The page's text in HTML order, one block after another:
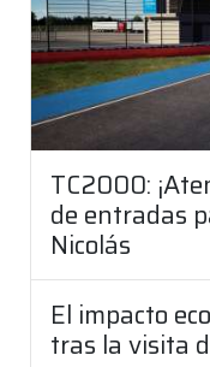
TC2000:
de entradas
Nicolás
El impacto
tras la visita